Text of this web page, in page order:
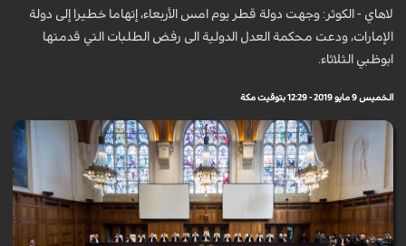
لاهاي - الكوثر: وجهت دولة قطر يوم امس الأربعاء، إتهاما خطيرا إلى دولة
الإمارات، ودعت محكمة العدل الدولية الى رفض الطلبات التي قدمتها
ابوظبي الثلاثاء.
الخميس 9 مايو 2019 - 12:29 بتوقيت مكة